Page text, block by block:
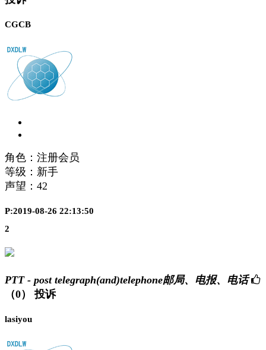
CGCB
角色：注册会员
等级：新手
声望： 42
P:2019-08-26 22:13:50
2
PTT - post telegraph(and)telephone邮局、电报、电话
（0）
投诉
lasiyou